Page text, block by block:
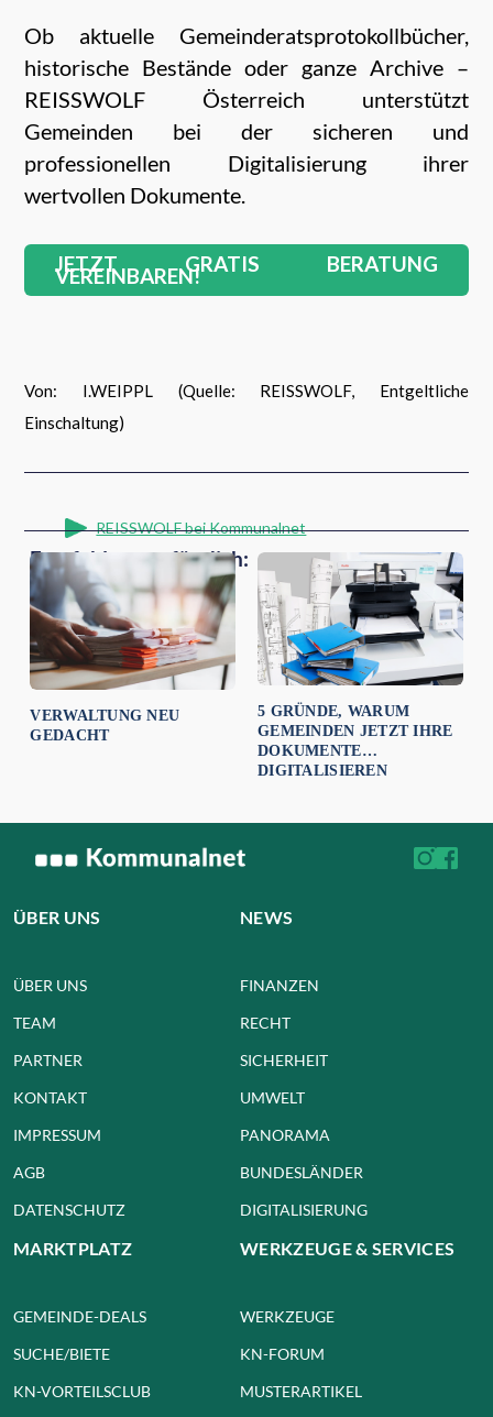
Ob aktuelle Gemeinderatsprotokollbücher,
historische Bestände oder ganze Archive –
REISSWOLF Österreich unterstützt
Gemeinden bei der sicheren und
professionellen Digitalisierung ihrer
wertvollen Dokumente.
JETZT GRATIS BERATUNG
VEREINBAREN!
Von: I.WEIPPL (Quelle: REISSWOLF, Entgeltliche
Einschaltung)
REISSWOLF bei Kommunalnet
Empfehlungen für dich:
VERWALTUNG NEU
GEDACHT
5 GRÜNDE, WARUM
GEMEINDEN JETZT IHRE
DOKUMENTE
DIGITALISIEREN
ÜBER UNS
ÜBER UNS
TEAM
PARTNER
KONTAKT
IMPRESSUM
AGB
DATENSCHUTZ
NEWS
FINANZEN
RECHT
SICHERHEIT
UMWELT
PANORAMA
BUNDESLÄNDER
DIGITALISIERUNG
MARKTPLATZ
GEMEINDE-DEALS
SUCHE/BIETE
KN-VORTEILSCLUB
WERKZEUGE & SERVICES
WERKZEUGE
KN-FORUM
MUSTERARTIKEL